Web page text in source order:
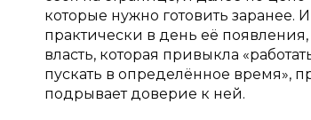
которые нужно готовить
практически в день её
власть, которая привыкла
пускать в определённое время»,
подрывает доверие к ней.